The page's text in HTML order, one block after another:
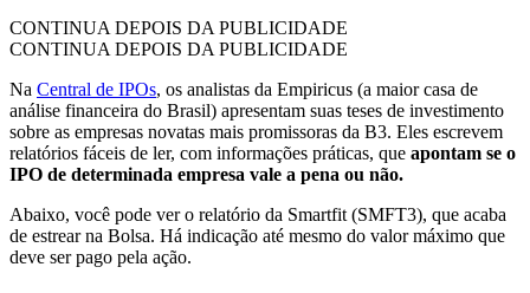
CONTINUA DEPOIS DA PUBLICIDADE
CONTINUA DEPOIS DA PUBLICIDADE
Na Central de IPOs, os analistas da Empiricus (a maior casa de
análise financeira do Brasil) apresentam suas teses de investimento
sobre as empresas novatas mais promissoras da B3. Eles escrevem
relatórios fáceis de ler, com informações práticas, que apontam se o
IPO de determinada empresa vale a pena ou não.
Abaixo, você pode ver o relatório da Smartfit (SMFT3), que acaba
de estrear na Bolsa. Há indicação até mesmo do valor máximo que
deve ser pago pela ação.